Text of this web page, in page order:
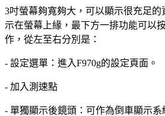
3吋螢幕夠寬夠大，可以顯示很充足
示在螢幕上緣，最下方一排功能可以
作，從左至右分別是：
- 設定選單：進入F970g的設定頁面。
- 加入測速點
- 單獨顯示後鏡頭：可作為倒車顯示系